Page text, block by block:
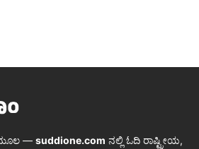
ಮೂಲ — suddione.com ನಲ್ಲಿ ಓದಿ ರಾಷ್ಟ್ರೀಯ,